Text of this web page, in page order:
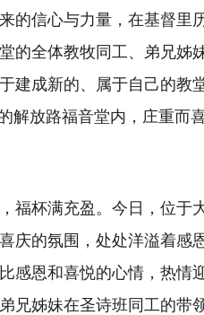
的信心与力量，在基督里
的全体教牧同工、弟兄姊
建成新的、属于自己的教
放路福音堂内，庄重而
福杯满充盈。今日，位于
庆的氛围，处处洋溢着感
感恩和喜悦的心情，热情
兄姊妹在圣诗班同工的带